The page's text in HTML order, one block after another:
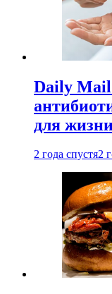
Daily
для
2 года спустя2